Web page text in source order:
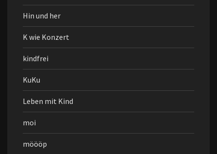
Hin und her
K wie Konzert
kindfrei
KuKu
Leben mit Kind
moi
möööp